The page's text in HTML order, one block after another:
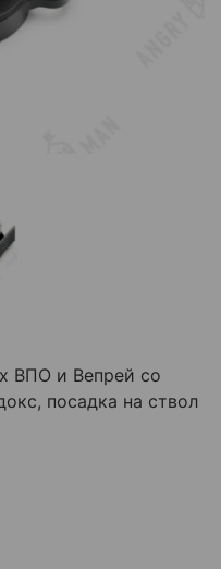
ВПО и Вепрей со
посадка на ствол